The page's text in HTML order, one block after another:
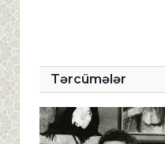
Tərcümələr